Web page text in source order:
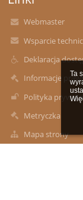
Ta
Webmaster
Wsparcie
Deklaracja
Informacje
Polityka
Metryczka
Mapa strony